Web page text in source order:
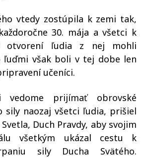
vtedy zostúpila k zemi tak,
30. mája a všetci k
otvorení ľudia z nej mohli
ľuďmi však boli v tej dobe len
učeníci.
prijímať obrovské
sily naozaj všetci ľudia, prišiel
Duch Pravdy, aby svojim
všetkým ukázal cestu k
sily Ducha Svätého.